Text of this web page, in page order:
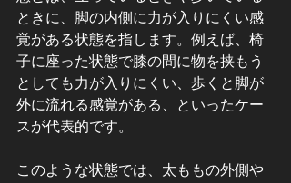
ときに、脚の内側に力が入りにくい感
覚がある状態を指します。例えば、椅
子に座った状態で膝の間に物を挟もう
としても力が入りにくい、歩くと脚が
外に流れる感覚がある、といったケー
スが代表的です。
このような状態では、太ももの外側や